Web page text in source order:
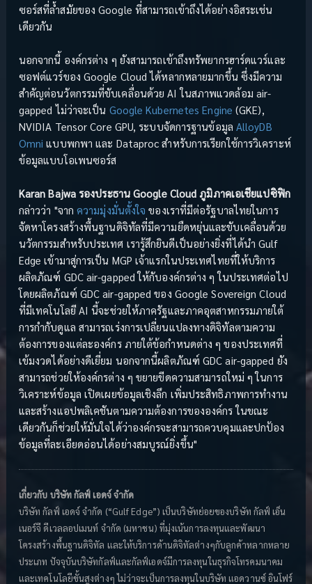
ซอร์สที่ล้ำสมัยของ Google ที่สามารถเข้าถึงได้อย่างอิสระเช่น
เดียวกัน
นอกจากนี้ องค์กรต่าง ๆ ยังสามารถเข้าถึงทรัพยากรฮาร์ดแวร์และ
ซอฟต์แวร์ของ Google Cloud ได้หลากหลายมากขึ้น ซึ่งมีความ
สำคัญต่อนวัตกรรมที่ขับเคลื่อนด้วย AI ในสภาพแวดล้อม air-
gapped ไม่ว่าจะเป็น Google Kubernetes Engine (GKE),
NVIDIA Tensor Core GPU, ระบบจัดการฐานข้อมูล AlloyDB
Omni แบบพกพา และ Dataproc สำหรับการเรียกใช้การวิเคราะห์
ข้อมูลแบบโอเพนซอร์ส
Karan Bajwa รองประธาน Google Cloud ภูมิภาคเอเชียแปซิฟิก
กล่าวว่า "จากความมุ่งมั่นตั้งใจ ของเราที่มีต่อรัฐบาลไทยในการ
จัดหาโครงสร้างพื้นฐานดิจิทัลที่มีความยืดหยุ่นและขับเคลื่อนด้วย
นวัตกรรมสำหรับประเทศ เรารู้สึกยินดีเป็นอย่างยิ่งที่ได้นำ Gulf
Edge เข้ามาสู่การเป็น MGP เจ้าแรกในประเทศไทยที่ให้บริการ
ผลิตภัณฑ์ GDC air-gapped ให้กับองค์กรต่าง ๆ ในประเทศต่อไป
โดยผลิตภัณฑ์ GDC air-gapped ของ Google Sovereign Cloud
ที่มีเทคโนโลยี AI นี้จะช่วยให้ภาครัฐและภาคอุตสาหกรรมภายใต้
การกำกับดูแล สามารถเร่งการเปลี่ยนแปลงทางดิจิทัลตามความ
ต้องการของแต่ละองค์กร ภายใต้ข้อกำหนดต่าง ๆ ของประเทศที่
เข้มงวดได้อย่างดีเยี่ยม นอกจากนี้ผลิตภัณฑ์ GDC air-gapped ยัง
สามารถช่วยให้องค์กรต่าง ๆ ขยายขีดความสามารถใหม่ ๆ ในการ
วิเคราะห์ข้อมูล เปิดเผยข้อมูลเชิงลึก เพิ่มประสิทธิภาพการทำงาน
และสร้างแอปพลิเคชันตามความต้องการขององค์กร ในขณะ
เดียวกันก็ช่วยให้มั่นใจได้ว่าองค์กรจะสามารถควบคุมและปกป้อง
ข้อมูลที่ละเอียดอ่อนได้อย่างสมบูรณ์ยิ่งขึ้น"
เกี่ยวกับ บริษัท กัลฟ์ เอดจ์ จำกัด
บริษัท กัลฟ์ เอดจ์ จำกัด (“Gulf Edge”) เป็นบริษัทย่อยของบริษัท กัลฟ์ เอ็น
เนอร์จี ดีเวลลอปเมนท์ จำกัด (มหาชน) ที่มุ่งเน้นการลงทุนและพัฒนา
โครงสร้างพื้นฐานดิจิทัล และให้บริการด้านดิจิทัลต่างๆกับลูกค้าหลากหลาย
ประเภท ปัจจุบันบริษัทกัลฟ์และกัลฟ์เอดจ์มีการลงทุนในธุรกิจโทรคมนาคม
และเทคโนโลยีขั้นสูงต่างๆ ไม่ว่าจะเป็นการลงทุนในบริษัท แอดวานซ์ อินโฟร์